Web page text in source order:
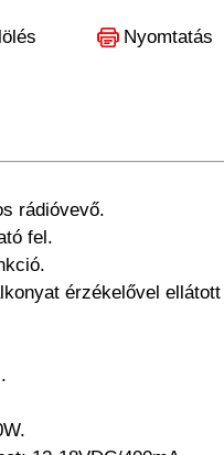
Nyomtatás
rádióvevő.
fel.
érzékelővel